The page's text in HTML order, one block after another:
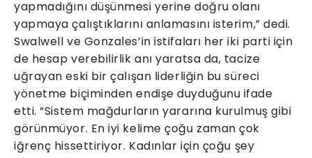
yapmadığını düşünmesi yerine doğru olanı
yapmaya çalıştıklarını anlamasını isterim,” dedi.
Swalwell ve Gonzales’in istifaları her iki parti için
de hesap verebilirlik anı yaratsa da, tacize
uğrayan eski bir çalışan liderliğin bu süreci
yönetme biçiminden endişe duyduğunu ifade
etti. “Sistem mağdurların yararına kurulmuş gibi
görünmüyor. En iyi kelime çoğu zaman çok
iğrenç hissettiriyor. Kadınlar için çoğu şey